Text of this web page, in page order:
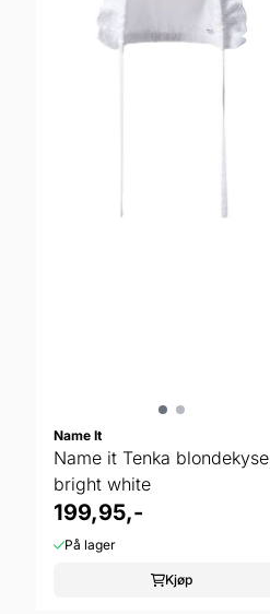
Name It
Name it Tenka blondekyse
bright white
199,95,-
På lager
Kjøp